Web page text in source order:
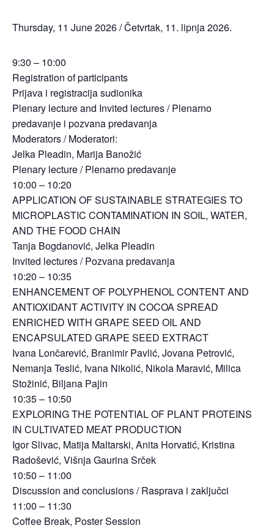
Thursday, 11 June 2026 / Četvrtak, 11. lipnja 2026.
9:30 – 10:00
Registration of participants
Prijava i registracija sudionika
Plenary lecture and Invited lectures / Plenarno
predavanje i pozvana predavanja
Moderators / Moderatori:
Jelka Pleadin, Marija Banožić
Plenary lecture / Plenarno predavanje
10:00 – 10:20
APPLICATION OF SUSTAINABLE STRATEGIES TO
MICROPLASTIC CONTAMINATION IN SOIL, WATER,
AND THE FOOD CHAIN
Tanja Bogdanović, Jelka Pleadin
Invited lectures / Pozvana predavanja
10:20 – 10:35
ENHANCEMENT OF POLYPHENOL CONTENT AND
ANTIOXIDANT ACTIVITY IN COCOA SPREAD
ENRICHED WITH GRAPE SEED OIL AND
ENCAPSULATED GRAPE SEED EXTRACT
Ivana Lončarević, Branimir Pavlić, Jovana Petrović,
Nemanja Teslić, Ivana Nikolić, Nikola Maravić, Milica
Stožinić, Biljana Pajin
10:35 – 10:50
EXPLORING THE POTENTIAL OF PLANT PROTEINS
IN CULTIVATED MEAT PRODUCTION
Igor Slivac, Matija Maltarski, Anita Horvatić, Kristina
Radošević, Višnja Gaurina Srček
10:50 – 11:00
Discussion and conclusions / Rasprava i zaključci
11:00 – 11:30
Coffee Break, Poster Session